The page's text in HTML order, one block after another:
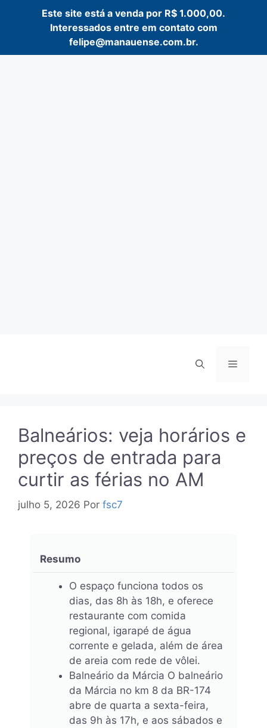
Este site está a venda por R$ 1.000,00.
Interessados entre em contato com
felipe@manauense.com.br.
Menu
Balneários: veja horários e
preços de entrada para
curtir as férias no AM
julho 5, 2026 Por fsc7
Resumo
O espaço funciona todos os
dias, das 8h às 18h, e oferece
restaurante com comida
regional, igarapé de água
corrente e gelada, além de área
de areia com rede de vôlei.
Balneário da Márcia O balneário
da Márcia no km 8 da BR-174
abre de quarta a sexta-feira,
das 9h às 17h, e aos sábados e